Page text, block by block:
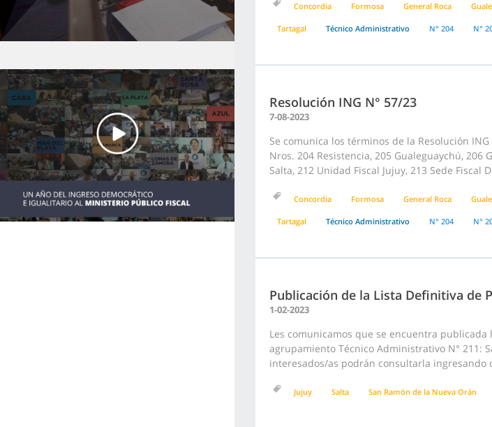
Concordia Formosa General Roca
Tartagal Técnico Administrativo N° 204 N°
Resolución ING N° 57/23
7-08-2023
Se comunica los términos de la Resolución
Nros. 204 Resistencia, 205 Gualeguaychú, 206
Salta, 212 Unidad Fiscal Jujuy, 213 Sede
Concordia Formosa General Roca
Tartagal Técnico Administrativo N° 204 N°
Publicación de la Lista Definitiva de
1-02-2023
Les comunicamos que se encuentra
agrupamiento Técnico Administrativo N° 211:
interesados/as podrán consultarla ingresando
Jujuy Salta San Ramón de la Nueva Orán